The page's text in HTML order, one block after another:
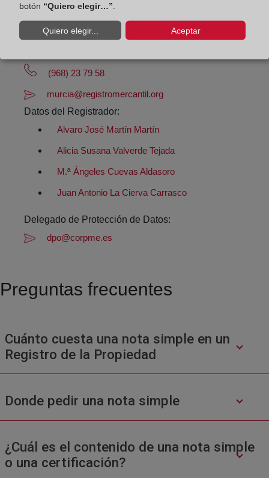
Los días 24 y 31 de diciembre de 09:00 a 14:00
horas
(968) 23 79 58
murcia@registromercantil.org
Datos del Registrador:
Alvaro José Martín Martín
Alicia Susana Valverde Tejada
M.ª Ángeles Cuevas Aldasoro
Juan Antonio La Cierva Carrasco
Delegado de Protección de Datos:
dpo@corpme.es
Preguntas frecuentes
Cuánto cuesta una nota simple en un
Registro de la Propiedad
Donde pedir una nota simple
¿Cuál es el contenido de una nota simple
o una certificación?
botón “Quiero elegir…”
Quiero elegir... Aceptar